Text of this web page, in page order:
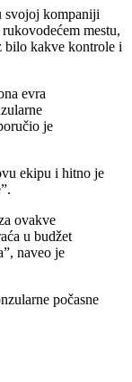
svojoj kompaniji
mestu,
bilo kakve kontrole i
evra
je
ekipu i hitno je
ovakve
u budžet
naveo je
počasne